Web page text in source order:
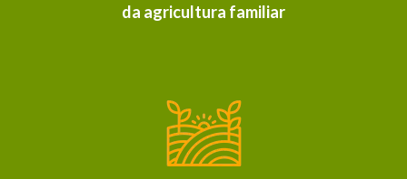
da agricultura familiar